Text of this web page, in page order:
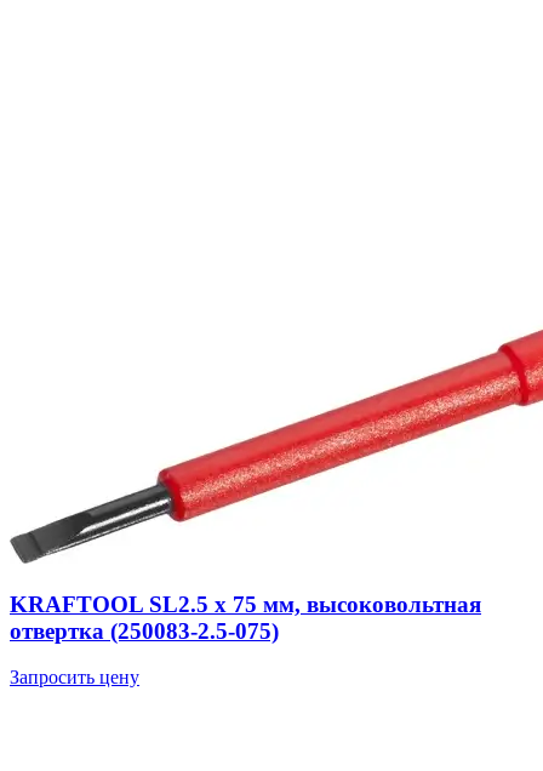
KRAFTOOL SL2.5 х 75 мм, высоковольтная
отвертка (250083-2.5-075)
Запросить цену